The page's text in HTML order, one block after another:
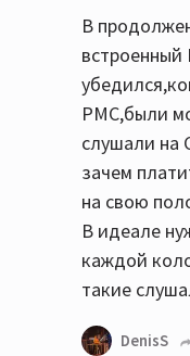
В
PMC,были
слушали на
зачем
на свою
В идеале
каждой
такие
DenisS